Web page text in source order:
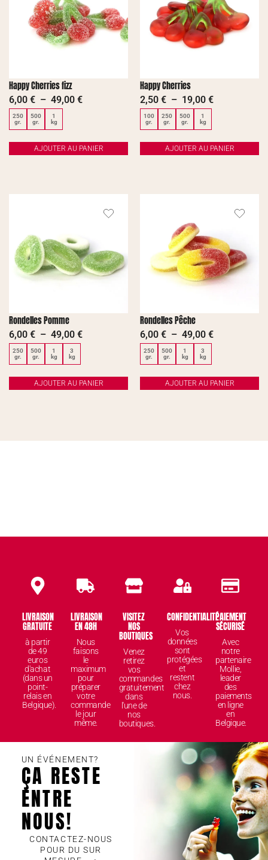
Happy Cherries fizz
6,00 € – 49,00 €
250
gr.
500
gr.
1
kg
AJOUTER AU PANIER
Happy Cherries
2,50 € – 19,00 €
100
gr.
250
gr.
500
gr.
1
kg
AJOUTER AU PANIER
Rondelles Pomme
6,00 € – 49,00 €
250
gr.
500
gr.
1
kg
3
kg
AJOUTER AU PANIER
Rondelles Pêche
6,00 € – 49,00 €
250
gr.
500
gr.
1
kg
3
kg
AJOUTER AU PANIER
LIVRAISON
GRATUITE
à partir
de 49
euros
d'achat
(dans un
point-
relais en
Belgique).
LIVRAISON
EN 48H
Nous
faisons
le
maximum
pour
préparer
votre
commande
le jour
même.
VISITEZ
NOS
BOUTIQUES
Venez
retirez
vos
commandes
gratuitement
dans
l'une de
nos
boutiques.
CONFIDENTIALITÉ
Vos
données
sont
protégées
et
restent
chez
nous.
PAIEMENT
SÉCURISÉ
Avec
notre
partenaire
Mollie,
leader
des
paiements
en ligne
en
Belgique.
UN ÉVÉNEMENT?
ÇA RESTE
ENTRE
NOUS!
CONTACTEZ-NOUS
POUR DU SUR